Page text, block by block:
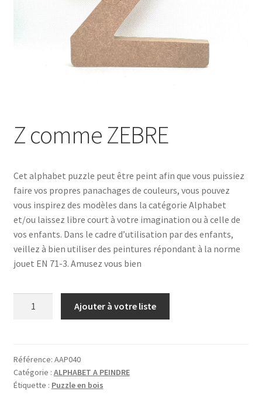
Z comme ZEBRE
Cet alphabet puzzle peut être peint afin que vous puissiez
faire vos propres panachages de couleurs, vous pouvez
vous inspirez des modèles dans la catégorie Alphabet
et/ou laissez libre court à votre imagination ou à celle de
vos enfants. Dans le cadre d’utilisation par des enfants,
veillez à bien utiliser des peintures répondant à la norme
jouet EN 71-3. Amusez vous bien
ZEBRE
Ajouter à votre liste
Référence: AAP040
Catégorie : ALPHABET A PEINDRE
Étiquette : Puzzle en bois